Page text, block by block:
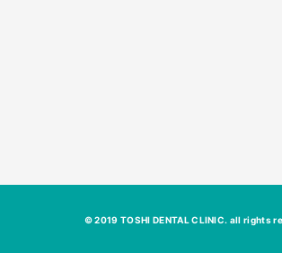
© 2019 TOSHI DENTAL CLINIC. all rights